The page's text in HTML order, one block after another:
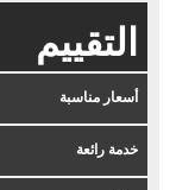
التقييم
أسعار مناسبة
خدمة رائعة